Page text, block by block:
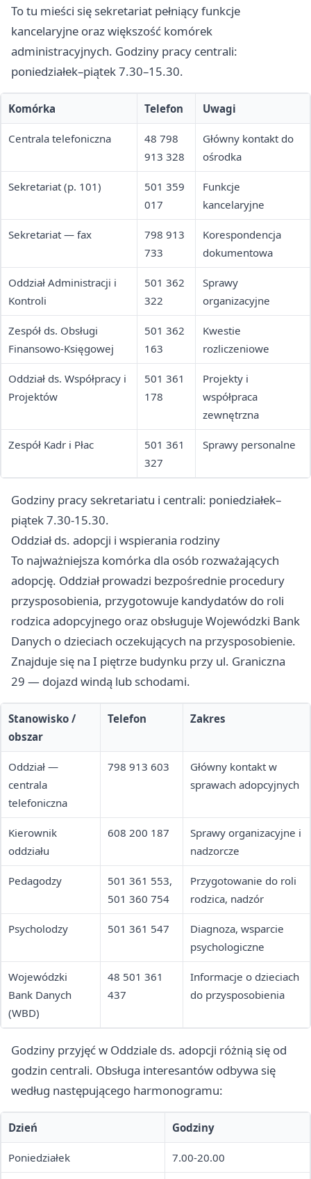
To tu mieści się sekretariat pełniący funkcje
kancelaryjne oraz większość komórek
administracyjnych. Godziny pracy centrali:
poniedziałek–piątek 7.30–15.30.
Komórka Telefon Uwagi
Centrala telefoniczna
48 798
913 328
Główny kontakt do
ośrodka
Sekretariat (p. 101)
501 359
017
Funkcje
kancelaryjne
Sekretariat — fax
798 913
733
Korespondencja
dokumentowa
Oddział Administracji i
Kontroli
501 362
322
Sprawy
organizacyjne
Zespół ds. Obsługi
Finansowo-Księgowej
501 362
163
Kwestie
rozliczeniowe
Oddział ds. Współpracy i
Projektów
501 361
178
Projekty i
współpraca
zewnętrzna
Zespół Kadr i Płac
501 361
327
Sprawy personalne
Godziny pracy sekretariatu i centrali: poniedziałek–
piątek 7.30-15.30.
Oddział ds. adopcji i wspierania rodziny
To najważniejsza komórka dla osób rozważających
adopcję. Oddział prowadzi bezpośrednie procedury
przysposobienia, przygotowuje kandydatów do roli
rodzica adopcyjnego oraz obsługuje Wojewódzki Bank
Danych o dzieciach oczekujących na przysposobienie.
Znajduje się na I piętrze budynku przy ul. Graniczna
29 — dojazd windą lub schodami.
Stanowisko /
obszar
Telefon Zakres
Oddział —
centrala
telefoniczna
798 913 603
Główny kontakt w
sprawach adopcyjnych
Kierownik
oddziału
608 200 187
Sprawy organizacyjne i
nadzorcze
Pedagodzy
501 361 553,
501 360 754
Przygotowanie do roli
rodzica, nadzór
Psycholodzy 501 361 547
Diagnoza, wsparcie
psychologiczne
Wojewódzki
Bank Danych
(WBD)
48 501 361
437
Informacje o dzieciach
do przysposobienia
Godziny przyjęć w Oddziale ds. adopcji różnią się od
godzin centrali. Obsługa interesantów odbywa się
według następującego harmonogramu:
Dzień Godziny
Poniedziałek 7.00-20.00